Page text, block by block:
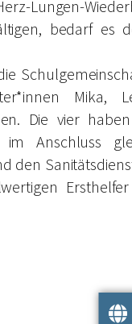
Lungen-
bedarf es
Mika,
Die vier
im Anschluss
den